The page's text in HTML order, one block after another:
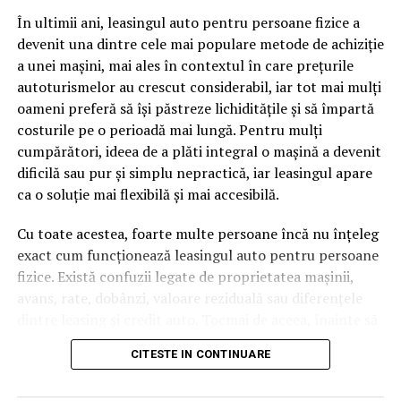
cuvinte tematice, scrise exact în limbajul în care se
caută.
Apoi vine partea de comportament. O pagină pe care
vizitatorii stau zece, cincisprezece minute ca să
urmărească replay-ul trimite un semnal greu de ignorat.
Google nu îți măsoară direct satisfacția, însă timpul
petrecut, scrollul și revenirile spun ceva despre cât de
util e materialul.
Și mai e ceva ce se uită ușor. Un webinar reușit atrage
linkuri aproape de la sine. Cineva îl menționează într-un
newsletter, altcineva îl citează într-un articol, un
partener îl trimite în comunitatea lui. Fiecare astfel de
tău, iar autoritatea e moneda forte în SEO.
În ultimii ani, leasingul auto pentru persoane fizice a
devenit una dintre cele mai populare metode de achiziție
a unei mașini, mai ales în contextul în care prețurile
autoturismelor au crescut considerabil, iar tot mai mulți
oameni preferă să își păstreze lichiditățile și să împartă
costurile pe o perioadă mai lungă. Pentru mulți
cumpărători, ideea de a plăti integral o mașină a devenit
dificilă sau pur și simplu nepractică, iar leasingul apare
ca o soluție mai flexibilă și mai accesibilă.
Cu toate acestea, foarte multe persoane încă nu înțeleg
exact cum funcționează leasingul auto pentru persoane
fizice. Există confuzii legate de proprietatea mașinii,
avans, rate, dobânzi, valoare reziduală sau diferențele
semnezi orice contract, este important să înțelegi clar
mecanismul acestui tip de finanțare și să știi la ce să fii
CITESTE IN CONTINUARE